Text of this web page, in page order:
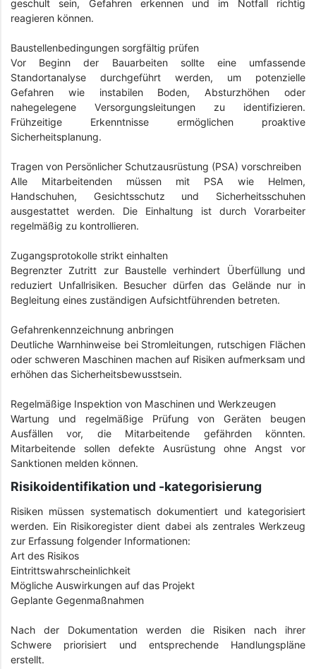
geschult sein, Gefahren erkennen und im Notfall richtig
reagieren können.
Baustellenbedingungen sorgfältig prüfen
Vor Beginn der Bauarbeiten sollte eine umfassende
Standortanalyse durchgeführt werden, um potenzielle
Gefahren wie instabilen Boden, Absturzhöhen oder
nahegelegene Versorgungsleitungen zu identifizieren.
Frühzeitige Erkenntnisse ermöglichen proaktive
Sicherheitsplanung.
Tragen von Persönlicher Schutzausrüstung (PSA) vorschreiben
Alle Mitarbeitenden müssen mit PSA wie Helmen,
Handschuhen, Gesichtsschutz und Sicherheitsschuhen
ausgestattet werden. Die Einhaltung ist durch Vorarbeiter
regelmäßig zu kontrollieren.
Zugangsprotokolle strikt einhalten
Begrenzter Zutritt zur Baustelle verhindert Überfüllung und
reduziert Unfallrisiken. Besucher dürfen das Gelände nur in
Begleitung eines zuständigen Aufsichtführenden betreten.
Gefahrenkennzeichnung anbringen
Deutliche Warnhinweise bei Stromleitungen, rutschigen Flächen
oder schweren Maschinen machen auf Risiken aufmerksam und
erhöhen das Sicherheitsbewusstsein.
Regelmäßige Inspektion von Maschinen und Werkzeugen
Wartung und regelmäßige Prüfung von Geräten beugen
Ausfällen vor, die Mitarbeitende gefährden könnten.
Mitarbeitende sollen defekte Ausrüstung ohne Angst vor
Sanktionen melden können.
Risikoidentifikation und -kategorisierung
Risiken müssen systematisch dokumentiert und kategorisiert
werden. Ein Risikoregister dient dabei als zentrales Werkzeug
zur Erfassung folgender Informationen:
Art des Risikos
Eintrittswahrscheinlichkeit
Mögliche Auswirkungen auf das Projekt
Geplante Gegenmaßnahmen
Nach der Dokumentation werden die Risiken nach ihrer
Schwere priorisiert und entsprechende Handlungspläne
erstellt.